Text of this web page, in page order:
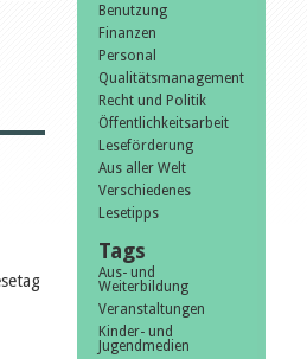
Benutzung
Finanzen
Personal
Qualitätsmanagement
Recht und Politik
Öffentlichkeitsarbeit
Leseförderung
Aus aller Welt
Verschiedenes
Lesetipps
Tags
Aus- und
Weiterbildung
Veranstaltungen
Kinder- und
Jugendmedien